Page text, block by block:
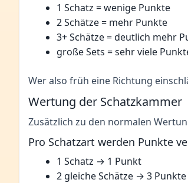
1 Schatz = wenige Punkte
2 Schätze = mehr Punkte
3+ Schätze = deutlich mehr
große Sets = sehr viele
Wer also früh eine Richtung
Wertung der Schatzkammer
Zusätzlich zu den normalen
Pro Schatzart werden Punkte
1 Schatz → 1 Punkt
2 gleiche Schätze → 3 Punkte